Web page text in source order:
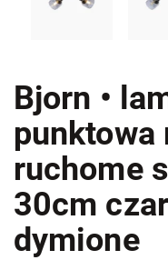
Bjorn •
ruchome
30cm
dymione